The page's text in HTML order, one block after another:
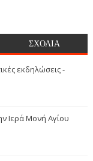
ΣΧΟΛΙΑ
εκδηλώσεις -
Ιερά Μονή Αγίου